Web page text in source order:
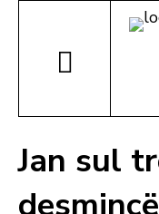
Jan sul